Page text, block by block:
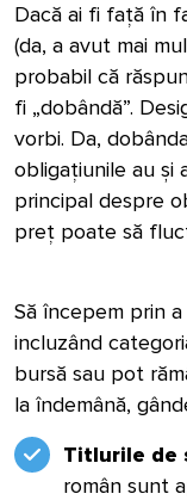
Dacă ai fi față în
(da, a avut mai
probabil că
fi „dobândă”.
vorbi. Da,
obligațiunile au și
principal despre
preț poate să
Să începem prin
incluzând
bursă sau pot
la îndemână,
Titlurile de
român sunt